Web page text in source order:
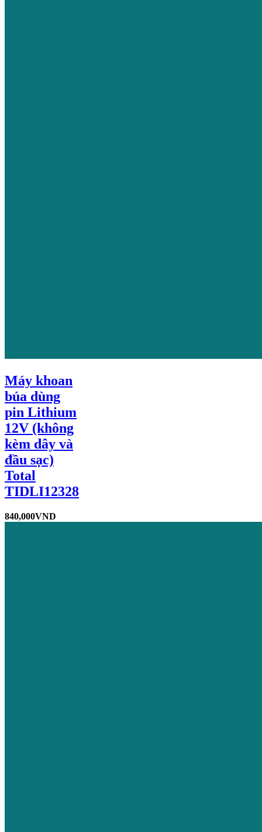
Máy khoan
búa dùng
pin Lithium
12V (không
kèm dây và
đầu sạc)
Total
TIDLI12328
840,000VND